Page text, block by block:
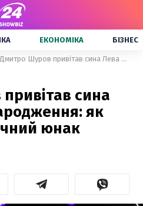
ЕКОНОМІКА БІЗНЕС
Дмитро Шуров привітав сина Лева з днем народження: як виглядає 19-річний юнак
сина
як
юнак